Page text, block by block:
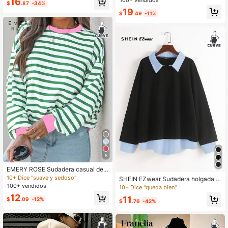
$ .87 -34%
5
EMERY ROSE Sudadera casual de
manga larga a rayas verdes y rosa r
ojo talla grande para mujer
10+ Dice "suave y sedoso"
100+ vendidos
$12.09 -12%
$19.49 -11%
SHEIN EZwear Sudadera holgada d
e manga larga con cuello de contra
ste para mujer de talla grande
10+ Dice "queda bien"
$11 .76 -42%